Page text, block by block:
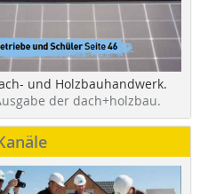
und Holzbauhandwerk.
der dach+holzbau.